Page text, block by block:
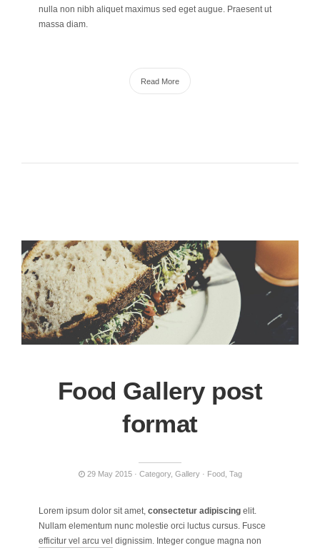
nulla non nibh aliquet maximus sed eget augue. Praesent ut
massa diam.
Read More
Food Gallery post
format
29 May 2015 Category, Gallery Food, Tag
Lorem ipsum dolor sit amet, consectetur adipiscing elit.
Nullam elementum nunc molestie orci luctus cursus. Fusce
efficitur vel arcu vel dignissim. Integer congue magna non